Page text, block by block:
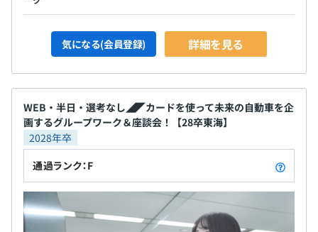
気になる(会員登録) 詳細を見る
WEB・半日・選考なし◢◤カードを使って未来の自動車を企
画するグループワーク＆座談会！【28卒東海】
2028年卒
通過ランク：F